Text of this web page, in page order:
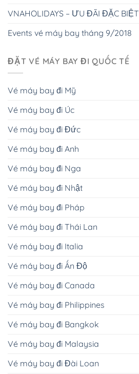
VNAHOLIDAYS – ƯU ĐÃI ĐẶC BIỆT
Events vé máy bay tháng 9/2018
ĐẶT VÉ MÁY BAY ĐI QUỐC TẾ
Vé máy bay đi Mỹ
Vé máy bay đi Úc
Vé máy bay đi Đức
Vé máy bay đi Anh
Vé máy bay đi Nga
Vé máy bay đi Nhật
Vé máy bay đi Pháp
Vé máy bay đi Thái Lan
Vé máy bay đi Italia
Vé máy bay đi Ấn Độ
Vé máy bay đi Canada
Vé máy bay đi Philippines
Vé máy bay đi Bangkok
Vé máy bay đi Malaysia
Vé máy bay đi Đài Loan